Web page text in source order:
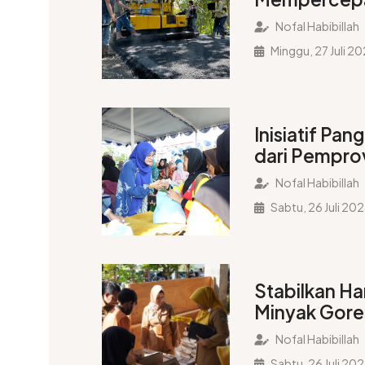
Jalan,
Menghargai
Gubernur
Nofal Habibillah
Minggu, 27 Juli
Inisiatif
dari
Kurangi
Penduduk
Nofal Habibillah
Sabtu, 26 Juli
Stabilkan
Minyak
Pekalongan
Pangan
Nofal Habibillah